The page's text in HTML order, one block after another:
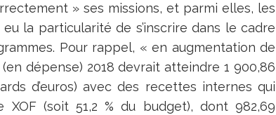
» ses missions, et parmi elles, les
eu la particularité de s’inscrire dans le cadre
Pour rappel, « en augmentation de
dépense) 2018 devrait atteindre 1 900,86
d’euros) avec des recettes internes qui
XOF (soit 51,2 % du budget), dont 982,69